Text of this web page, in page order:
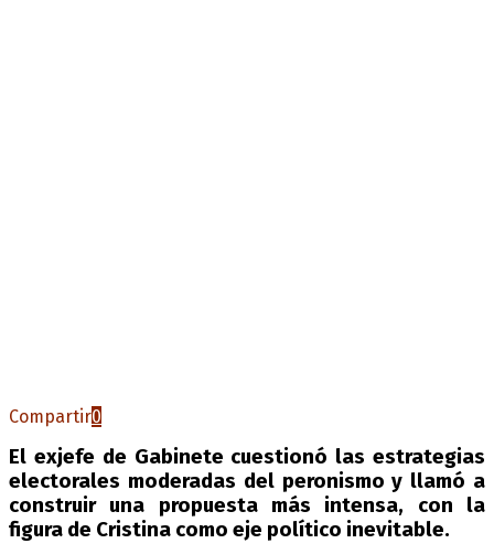
Compartir0
El exjefe de Gabinete cuestionó las estrategias
electorales moderadas del peronismo y llamó a
construir una propuesta más intensa, con la
figura de Cristina como eje político inevitable.